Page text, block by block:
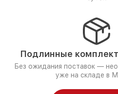
Подлинные
Без ожидания поставок —
уже на складе в